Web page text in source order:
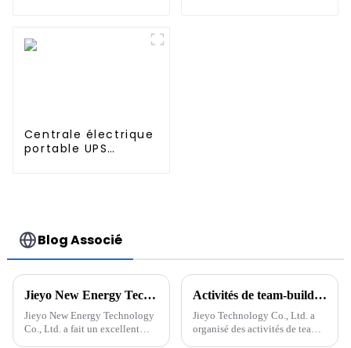
Centrale électrique
portable UPS
Blog Associé
Jieyo New Energy Technology Co., Ltd. a expédié 500 batteries de stockage d'énergie de 3 kW
Jieyo New Energy Technology
Co., Ltd. a fait un excellent
Activités de team-building de Jieyo Technology Co., Ltd.
Jieyo Technology Co., Ltd. a
organisé des activités de team-